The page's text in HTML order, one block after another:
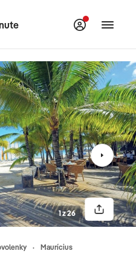
Maurícius
1 z 26